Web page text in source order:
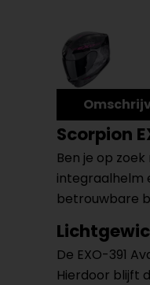
Scorpion
Ben je op
integraalhelm
betrouwbare
De EXO-391
Hierdoor blijft